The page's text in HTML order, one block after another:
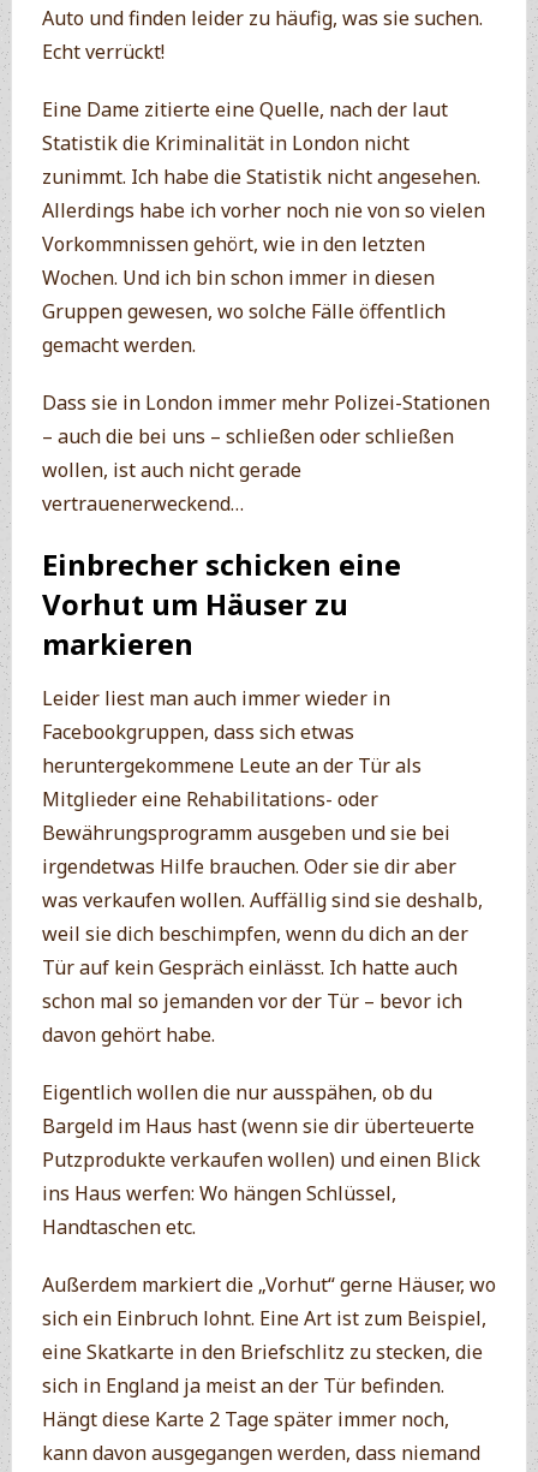
Auto und finden leider zu häufig, was sie suchen.
Echt verrückt!
Eine Dame zitierte eine Quelle, nach der laut
Statistik die Kriminalität in London nicht
zunimmt. Ich habe die Statistik nicht angesehen.
Allerdings habe ich vorher noch nie von so vielen
Vorkommnissen gehört, wie in den letzten
Wochen. Und ich bin schon immer in diesen
Gruppen gewesen, wo solche Fälle öffentlich
gemacht werden.
Dass sie in London immer mehr Polizei-Stationen
– auch die bei uns – schließen oder schließen
wollen, ist auch nicht gerade
vertrauenerweckend…
Einbrecher schicken eine
Vorhut um Häuser zu
markieren
Leider liest man auch immer wieder in
Facebookgruppen, dass sich etwas
heruntergekommene Leute an der Tür als
Mitglieder eine Rehabilitations- oder
Bewährungsprogramm ausgeben und sie bei
irgendetwas Hilfe brauchen. Oder sie dir aber
was verkaufen wollen. Auffällig sind sie deshalb,
weil sie dich beschimpfen, wenn du dich an der
Tür auf kein Gespräch einlässt. Ich hatte auch
schon mal so jemanden vor der Tür – bevor ich
davon gehört habe.
Eigentlich wollen die nur ausspähen, ob du
Bargeld im Haus hast (wenn sie dir überteuerte
Putzprodukte verkaufen wollen) und einen Blick
ins Haus werfen: Wo hängen Schlüssel,
Handtaschen etc.
Außerdem markiert die „Vorhut“ gerne Häuser, wo
sich ein Einbruch lohnt. Eine Art ist zum Beispiel,
eine Skatkarte in den Briefschlitz zu stecken, die
sich in England ja meist an der Tür befinden.
Hängt diese Karte 2 Tage später immer noch,
kann davon ausgegangen werden, dass niemand